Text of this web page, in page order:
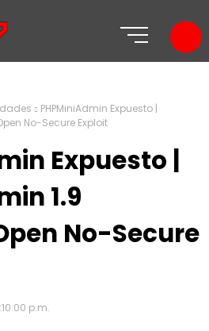
PHPMiniAdmin Expuesto |
No-Secure Exploit
Expuesto |
1.9
No-Secure
p.m.